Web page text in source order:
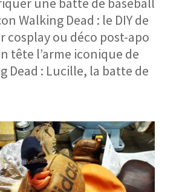
Walking Dead : le DIY de
cosplay ou déco post-apo
tête l’arme iconique de
Dead : Lucille, la batte de